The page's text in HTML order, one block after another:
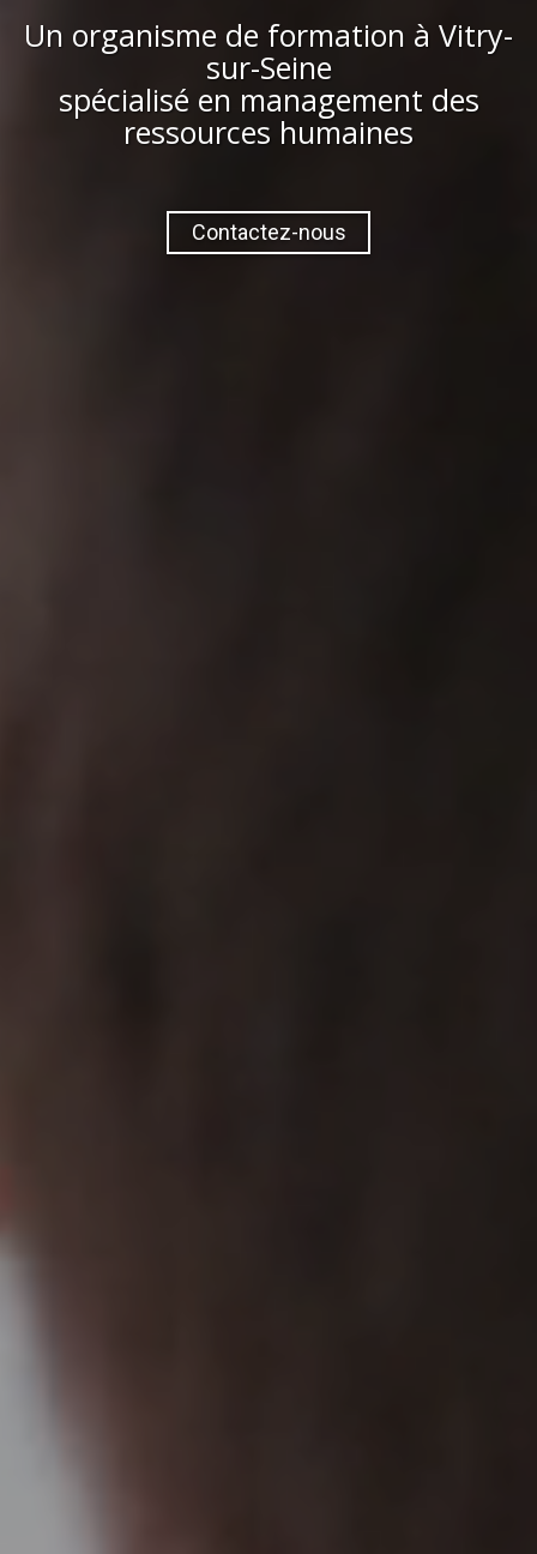
Un organisme de formation à Vitry-
sur-Seine
spécialisé en management des
ressources humaines
Contactez-nous